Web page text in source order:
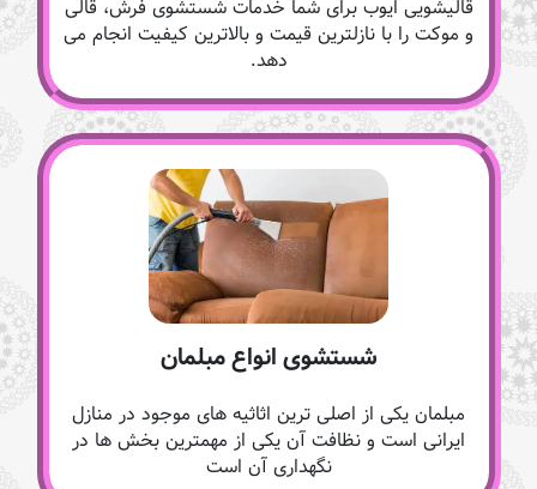
قالیشویی ایوب برای شما خدمات شستشوی فرش، قالی
و موکت را با نازلترین قیمت و بالاترین کیفیت انجام می
دهد.
شستشوی انواع مبلمان
مبلمان یکی از اصلی ترین اثاثیه های موجود در منازل
ایرانی است و نظافت آن یکی از مهمترین بخش ها در
نگهداری آن است